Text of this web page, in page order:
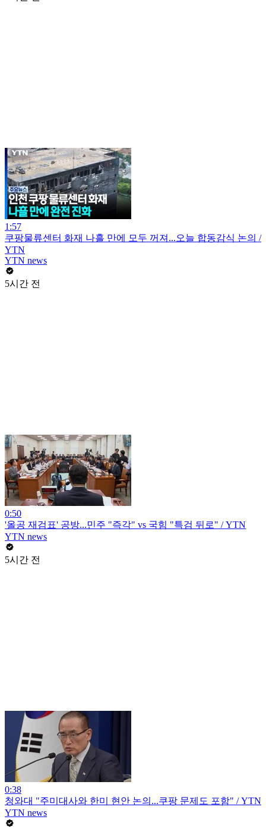
1:57
쿠팡물류센터 화재 나흘 만에 모두 꺼져...오늘 합동감식 논의 /
YTN
YTN news
5시간 전
0:50
'올공 재검표' 공방...민주 "즉각" vs 국힘 "특검 뒤로" / YTN
YTN news
5시간 전
0:38
청와대 "주미대사와 한미 현안 논의...쿠팡 문제도 포함" / YTN
YTN news